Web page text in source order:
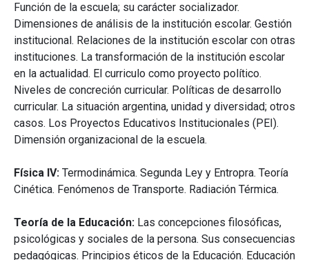
Función de la escuela; su carácter socializador.
Dimensiones de análisis de la institución escolar. Gestión
institucional. Relaciones de la institución escolar con otras
instituciones. La transformación de la institución escolar
en la actualidad. El curriculo como proyecto político.
Niveles de concreción curricular. Políticas de desarrollo
curricular. La situación argentina, unidad y diversidad; otros
casos. Los Proyectos Educativos Institucionales (PEI).
Dimensión organizacional de la escuela.
Física IV: Termodinámica. Segunda Ley y Entropra. Teoría
Cinética. Fenómenos de Transporte. Radiación Térmica.
Teoría de la Educación: Las concepciones filosóficas,
psicológicas y sociales de la persona. Sus consecuencias
pedagógicas. Principios éticos de la Educación. Educación